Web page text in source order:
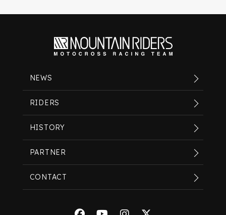
NEWS
RIDERS
HISTORY
PARTNER
CONTACT